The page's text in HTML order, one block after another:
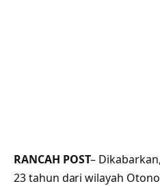
RANCAH POST–
23 tahun dari wilayah